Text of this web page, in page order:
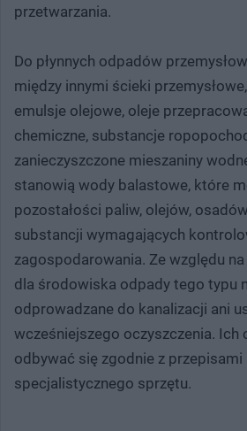
przetwarzania.
Do płynnych odpadów
między innymi ścieki
emulsje olejowe, oleje
chemiczne, substancje
zanieczyszczone mieszaniny
stanowią wody balastowe, które
pozostałości paliw, olejów,
substancji wymagających
zagospodarowania. Ze względu
dla środowiska odpady tego typu
odprowadzane do kanalizacji ani
wcześniejszego oczyszczenia. Ich
odbywać się zgodnie z przepisami
specjalistycznego sprzętu.